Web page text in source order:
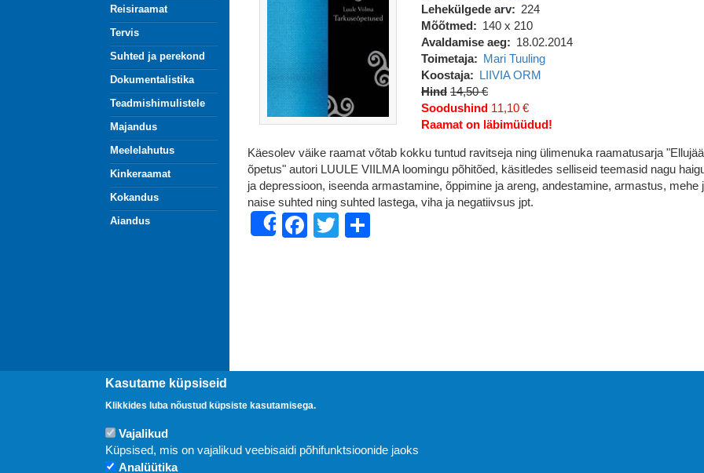
Reisiraamat
Tervis
Suhted ja perekond
Dokumentalistika
Teadmishimulistele
Majandus
Meelelahutus
Kinkeraamat
Kokandus
Aiandus
Lehekülgede arv
224
Mõõtmed
140 x 210
Avaldamise aeg
18.02.2014
Toimetaja
Mari Tuuling
Koostaja
LIIVIA ORM
Hind 14,50 €
Soodushind 11,10 €
Raamat on läbimüüdud!
Käesolev väike raamat võtab kokku tuntud ravitseja ning ülimenuka raamatusarja
õpetus" autori LUULE VIILMA loomingu põhitõed, käsitledes selliseid teemasid nagu
ja depressioon, iseenda armastamine, õppimine ja areng, andestamine, armastus, mehe
naise suhted ning suhted lastega, viha ja negatiivsus jpt.
ShareFacebook
Twitter
Kasutame küpsiseid
Klikkides luba nõustud küpsiste kasutamisega.
Vajalikud
Küpsised, mis on vajalikud veebisaidi põhifunktsioonide jaoks
Analüütika